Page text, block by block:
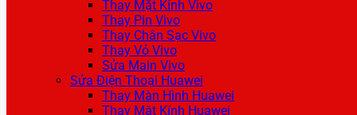
Thay Mặt Kính Vivo
Thay Pin Vivo
Thay Chân Sạc Vivo
Thay Vỏ Vivo
Sửa Main Vivo
Sửa Điện Thoại Huawei
Thay Màn Hình Huawei
Thay Mặt Kính Huawei